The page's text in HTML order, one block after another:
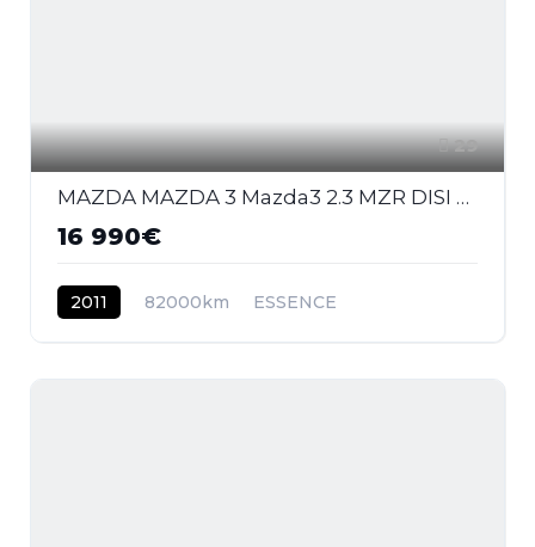
29
MAZDA MAZDA 3 Mazda3 2.3 MZR DISI Turbo - 260 2009 BERLINE MPS PHASE 1
16 990€
2011 82000km ESSENCE